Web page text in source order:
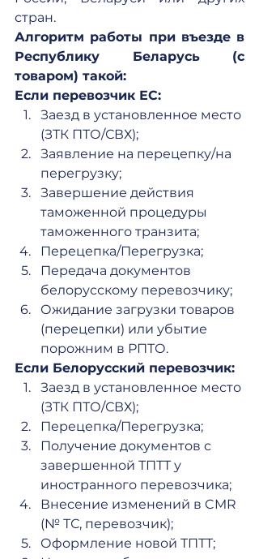
стран.
Алгоритм работы при въезде в
Республику Беларусь (с
товаром) такой:
Если перевозчик ЕС:
Заезд в установленное место
(ЗТК ПТО/СВХ);
Заявление на перецепку/на
перегрузку;
Завершение действия
таможенной процедуры
таможенного транзита;
Перецепка/Перегрузка;
Передача документов
белорусскому перевозчику;
Ожидание загрузки товаров
(перецепки) или убытие
порожним в РПТО.
Если Белорусский перевозчик:
Заезд в установленное место
(ЗТК ПТО/СВХ);
Перецепка/Перегрузка;
Получение документов с
завершенной ТПТТ у
иностранного перевозчика;
Внесение изменений в CMR
(№ ТС, перевозчик);
Оформление новой ТПТТ;